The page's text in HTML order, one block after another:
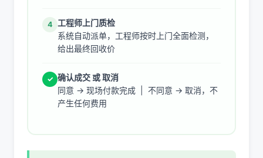
4
工程师上门质检
系统自动派单，工程师按时上门全面检测，
给出最终回收价
✓ 确认成交 或 取消
同意 → 现场付款完成 | 不同意 → 取消，不
产生任何费用